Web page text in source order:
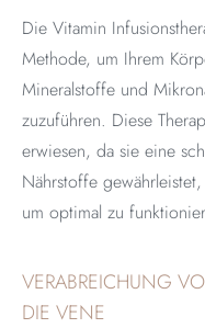
Die Vitamin
Methode, um Ihrem
Mineralstoffe und
zuzuführen. Diese
erwiesen, da sie eine
Nährstoffe
um optimal zu
VERABREICHUNG
DIE VENE